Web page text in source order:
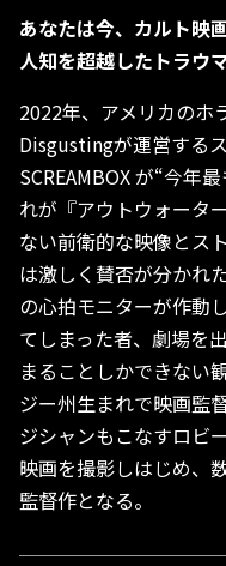
あなたは今、カルト映画
人知を超越したトラウ
2022年、アメリカの
Disgustingが運営する
SCREAMBOX が“今年
れが『アウトウォータ
ない前衛的な映像とス
は激しく賛否が分かれ
の心拍モニターが作動
てしまった者、劇場を
まることしかできない
ジー州生まれで映画監
ジシャンもこなすロビ
映画を撮影しはじめ、
監督作となる。